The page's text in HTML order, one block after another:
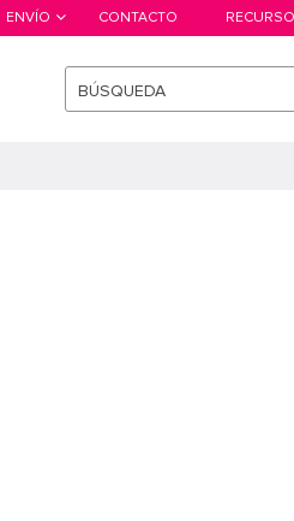
ENVÍO CONTACTO
BÚSQUEDA